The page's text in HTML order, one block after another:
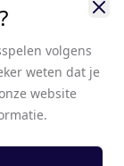
volgens
weten dat je
website